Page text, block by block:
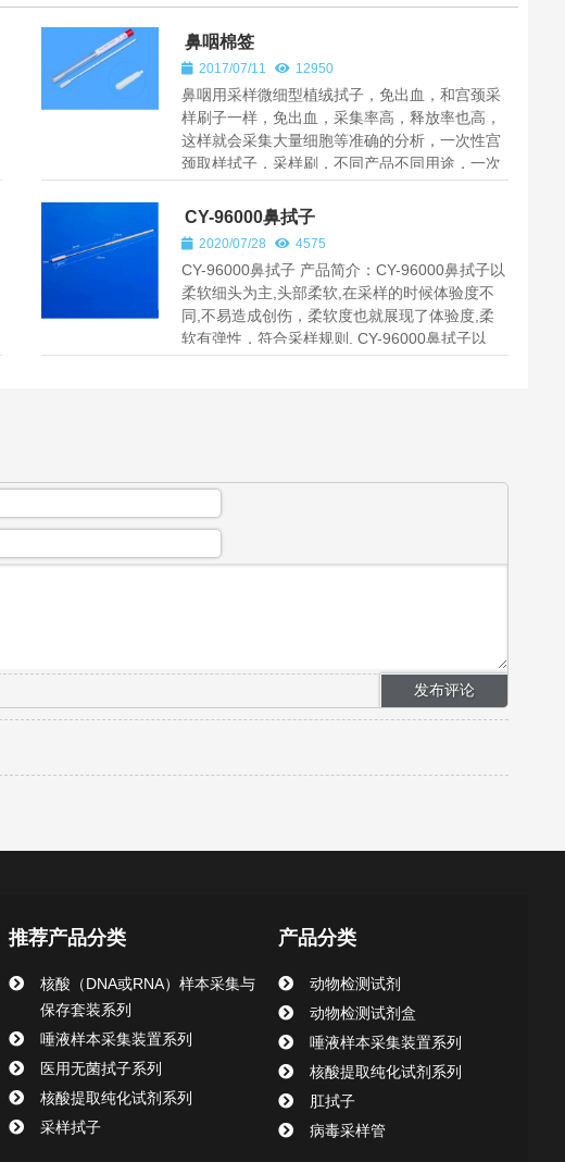
鼻咽棉签
2017/07/11 12950
鼻咽用采样微细型植绒拭子，免出血，和宫颈采
样刷子一样，免出血，采集率高，释放率也高，
这样就会采集大量细胞等准确的分析，一次性宫
颈取样拭子，采样刷，不同产品不同用途，一次
性使用细胞采样拭子,我们公司生...
CY-96000鼻拭子
2020/07/28 4575
CY-96000鼻拭子 产品简介：CY-96000鼻拭子以
柔软细头为主,头部柔软,在采样的时候体验度不
同,不易造成创伤，柔软度也就展现了体验度,柔
软有弹性，符合采样规则. CY-96000鼻拭子以
15cm的总长度为标准,折断点...
推荐产品分类
核酸（DNA或RNA）样本采集与
保存套装系列
唾液样本采集装置系列
医用无菌拭子系列
核酸提取纯化试剂系列
采样拭子
产品分类
动物检测试剂
动物检测试剂盒
唾液样本采集装置系列
核酸提取纯化试剂系列
肛拭子
病毒采样管